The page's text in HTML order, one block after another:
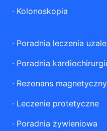
· Kolonoskopia
· Poradnia leczenia
· Poradnia
· Rezonans magnetyczny
· Leczenie protetyczne
· Poradnia żywieniowa